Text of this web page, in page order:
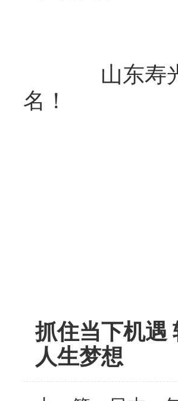
山东寿
名！
抓住当下机遇
人生梦想